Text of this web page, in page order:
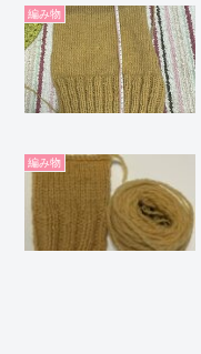
編み物
編み物